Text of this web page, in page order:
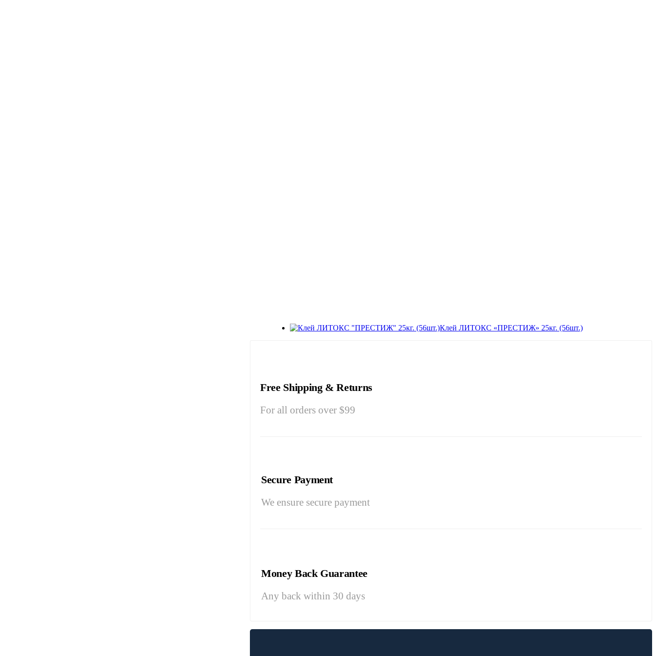
Клей ЛИТОКС «ПРЕСТИЖ» 25кг. (56шт.)
Free Shipping & Returns
For all orders over $99
Secure Payment
We ensure secure payment
Money Back Guarantee
Any back within 30 days